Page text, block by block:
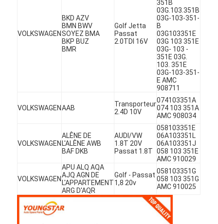
À la maison
Produits
Vidéos
VOLKSWAGEN
BKD AZV
BMN BWV
SOYEZ BMA
BKP BUZ
BMR
Golf Jetta
Passat
2.0TDI 16V
351B
03G.103.351B
03G-103-351-
B
03G103351E
03G 103 351E
03G- 103 -
351E 03G.
103. 351E
03G-103-351-
E AMC
908711
VOLKSWAGEN AAB
Transporteur
2.4D 10V
074103351A
074 103 351A
AMC 908034
VOLKSWAGEN
ALÊNE DE
L'ALÊNE AWB
BAF DKB
AUDI/VW
1.8T 20V
Passat 1.8T
058103351E
06A103351L
06A103351J
058 103 351E
AMC 910029
VOLKSWAGEN
APU ALQ AQA
AJQ AGN DE
L'APPARTEMENT
ARG D'AQR
Golf - Passat
1,8 20v
058103351G
058 103 351G
AMC 910025